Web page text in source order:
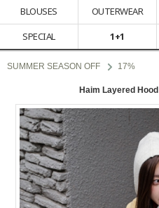
BLOUSES
OUTERWEAR
SPECIAL
1+1
SUMMER SEASON OFF 17%
Haim Layered